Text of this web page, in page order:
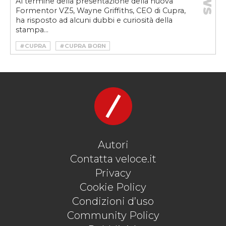
Formentor VZ5, Wayne Griffiths, CEO di Cupra,
ha risposto ad alcuni dubbi e curiosità della
stampa...
#CUPRA
#CUPRA BORN
#CUPRA CONCESSIONARI
Autori
Contatta veloce.it
Privacy
Cookie Policy
Condizioni d’uso
Community Policy